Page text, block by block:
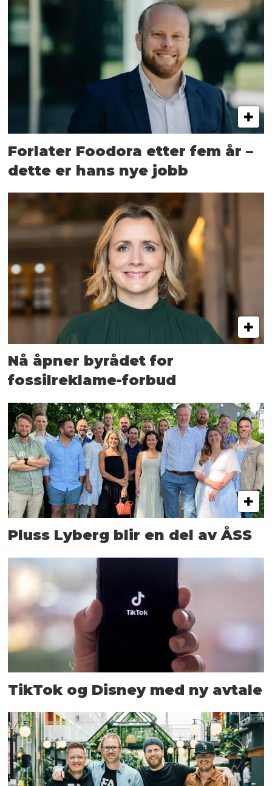
Forlater Foodora etter fem år –
dette er hans nye jobb
Nå åpner byrådet for
fossilreklame-forbud
Pluss Lyberg blir en del av ÅSS
TikTok og Disney med ny avtale